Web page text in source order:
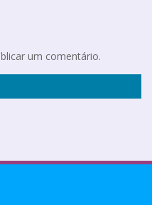
um comentário.